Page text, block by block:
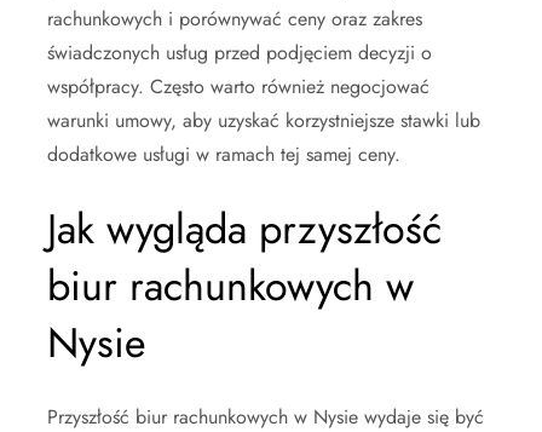
rachunkowych i porównywać ceny oraz zakres
świadczonych usług przed podjęciem decyzji o
współpracy. Często warto również negocjować
warunki umowy, aby uzyskać korzystniejsze stawki lub
dodatkowe usługi w ramach tej samej ceny.
Jak wygląda przyszłość
biur rachunkowych w
Nysie
Przyszłość biur rachunkowych w Nysie wydaje się być